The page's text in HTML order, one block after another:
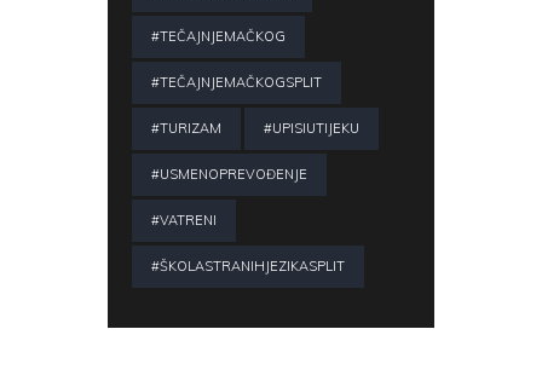
#TEČAJNJEMAČKOG
#TEČAJNJEMAČKOGSPLIT
#TURIZAM #UPISIUTIJEKU
#USMENOPREVOĐENJE
#VATRENI
#ŠKOLASTRANIHJEZIKASPLIT